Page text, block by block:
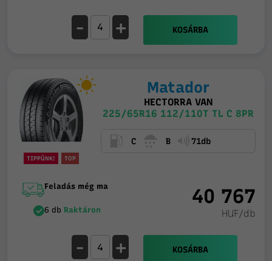
- + KOSÁRBA
TIPPÜNK! TOP
Matador
HECTORRA VAN
225/65R16 112/110T TL C 8PR
C B 71db
Feladás még ma
6 dbRaktáron
40 767
HUF/db
- + KOSÁRBA